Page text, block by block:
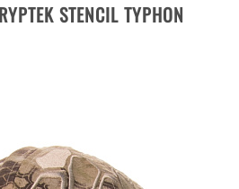
STENCIL TYPHON